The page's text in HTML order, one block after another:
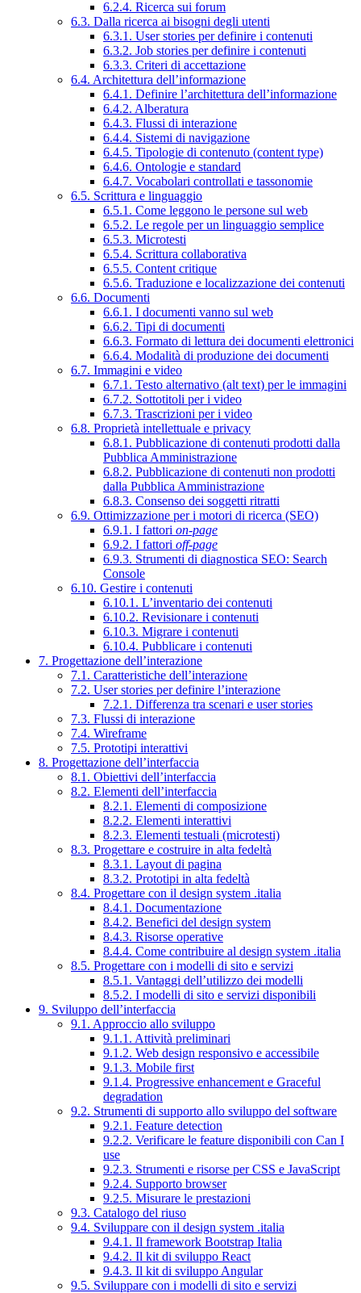
6.2.4. Ricerca sui forum
6.3. Dalla ricerca ai bisogni degli utenti
6.3.1. User stories per definire i contenuti
6.3.2. Job stories per definire i contenuti
6.3.3. Criteri di accettazione
6.4. Architettura dell’informazione
6.4.1. Definire l’architettura dell’informazione
6.4.2. Alberatura
6.4.3. Flussi di interazione
6.4.4. Sistemi di navigazione
6.4.5. Tipologie di contenuto (content type)
6.4.6. Ontologie e standard
6.4.7. Vocabolari controllati e tassonomie
6.5. Scrittura e linguaggio
6.5.1. Come leggono le persone sul web
6.5.2. Le regole per un linguaggio semplice
6.5.3. Microtesti
6.5.4. Scrittura collaborativa
6.5.5. Content critique
6.5.6. Traduzione e localizzazione dei contenuti
6.6. Documenti
6.6.1. I documenti vanno sul web
6.6.2. Tipi di documenti
6.6.3. Formato di lettura dei documenti elettronici
6.6.4. Modalità di produzione dei documenti
6.7. Immagini e video
6.7.1. Testo alternativo (alt text) per le immagini
6.7.2. Sottotitoli per i video
6.7.3. Trascrizioni per i video
6.8. Proprietà intellettuale e privacy
6.8.1. Pubblicazione di contenuti prodotti dalla
Pubblica Amministrazione
6.8.2. Pubblicazione di contenuti non prodotti
dalla Pubblica Amministrazione
6.8.3. Consenso dei soggetti ritratti
6.9. Ottimizzazione per i motori di ricerca (SEO)
6.9.1. I fattori on-page
6.9.2. I fattori off-page
6.9.3. Strumenti di diagnostica SEO: Search
Console
6.10. Gestire i contenuti
6.10.1. L’inventario dei contenuti
6.10.2. Revisionare i contenuti
6.10.3. Migrare i contenuti
6.10.4. Pubblicare i contenuti
7. Progettazione dell’interazione
7.1. Caratteristiche dell’interazione
7.2. User stories per definire l’interazione
7.2.1. Differenza tra scenari e user stories
7.3. Flussi di interazione
7.4. Wireframe
7.5. Prototipi interattivi
8. Progettazione dell’interfaccia
8.1. Obiettivi dell’interfaccia
8.2. Elementi dell’interfaccia
8.2.1. Elementi di composizione
8.2.2. Elementi interattivi
8.2.3. Elementi testuali (microtesti)
8.3. Progettare e costruire in alta fedeltà
8.3.1. Layout di pagina
8.3.2. Prototipi in alta fedeltà
8.4. Progettare con il design system .italia
8.4.1. Documentazione
8.4.2. Benefici del design system
8.4.3. Risorse operative
8.4.4. Come contribuire al design system .italia
8.5. Progettare con i modelli di sito e servizi
8.5.1. Vantaggi dell’utilizzo dei modelli
8.5.2. I modelli di sito e servizi disponibili
9. Sviluppo dell’interfaccia
9.1. Approccio allo sviluppo
9.1.1. Attività preliminari
9.1.2. Web design responsivo e accessibile
9.1.3. Mobile first
9.1.4. Progressive enhancement e Graceful
degradation
9.2. Strumenti di supporto allo sviluppo del software
9.2.1. Feature detection
9.2.2. Verificare le feature disponibili con Can I
use
9.2.3. Strumenti e risorse per CSS e JavaScript
9.2.4. Supporto browser
9.2.5. Misurare le prestazioni
9.3. Catalogo del riuso
9.4. Sviluppare con il design system .italia
9.4.1. Il framework Bootstrap Italia
9.4.2. Il kit di sviluppo React
9.4.3. Il kit di sviluppo Angular
9.5. Sviluppare con i modelli di sito e servizi